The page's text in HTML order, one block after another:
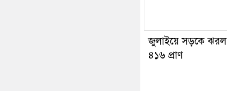
জুলাইয়ে সড়কে ঝরল
৪১৬ প্রাণ